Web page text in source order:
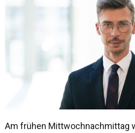
Am frühen Mittwochnachmittag